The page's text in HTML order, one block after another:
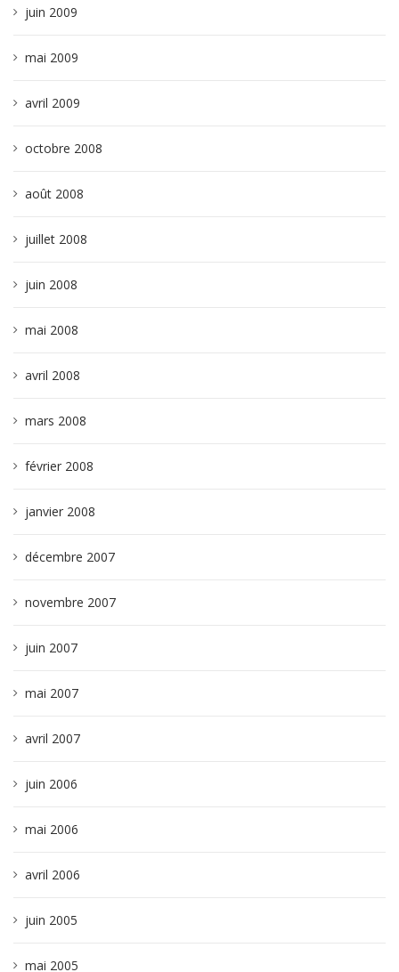
juin 2009
mai 2009
avril 2009
octobre 2008
août 2008
juillet 2008
juin 2008
mai 2008
avril 2008
mars 2008
février 2008
janvier 2008
décembre 2007
novembre 2007
juin 2007
mai 2007
avril 2007
juin 2006
mai 2006
avril 2006
juin 2005
mai 2005